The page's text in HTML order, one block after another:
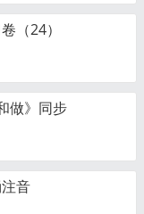
（24）
做》同步
音